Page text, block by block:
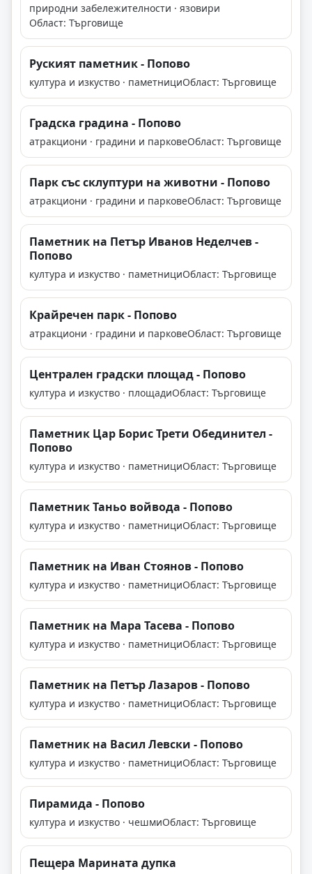
природни забележителности · язовири
Област: Търговище
Руският паметник - Попово
култура и изкуство · паметнициОбласт: Търговище
Градска градина - Попово
атракциони · градини и парковеОбласт: Търговище
Парк със склуптури на животни - Попово
атракциони · градини и парковеОбласт: Търговище
Паметник на Петър Иванов Неделчев -
Попово
култура и изкуство · паметнициОбласт: Търговище
Крайречен парк - Попово
атракциони · градини и парковеОбласт: Търговище
Централен градски площад - Попово
култура и изкуство · площадиОбласт: Търговище
Паметник Цар Борис Трети Обединител -
Попово
култура и изкуство · паметнициОбласт: Търговище
Паметник Таньо войвода - Попово
култура и изкуство · паметнициОбласт: Търговище
Паметник на Иван Стоянов - Попово
култура и изкуство · паметнициОбласт: Търговище
Паметник на Мара Тасева - Попово
култура и изкуство · паметнициОбласт: Търговище
Паметник на Петър Лазаров - Попово
култура и изкуство · паметнициОбласт: Търговище
Паметник на Васил Левски - Попово
култура и изкуство · паметнициОбласт: Търговище
Пирамида - Попово
култура и изкуство · чешмиОбласт: Търговище
Пещера Марината дупка